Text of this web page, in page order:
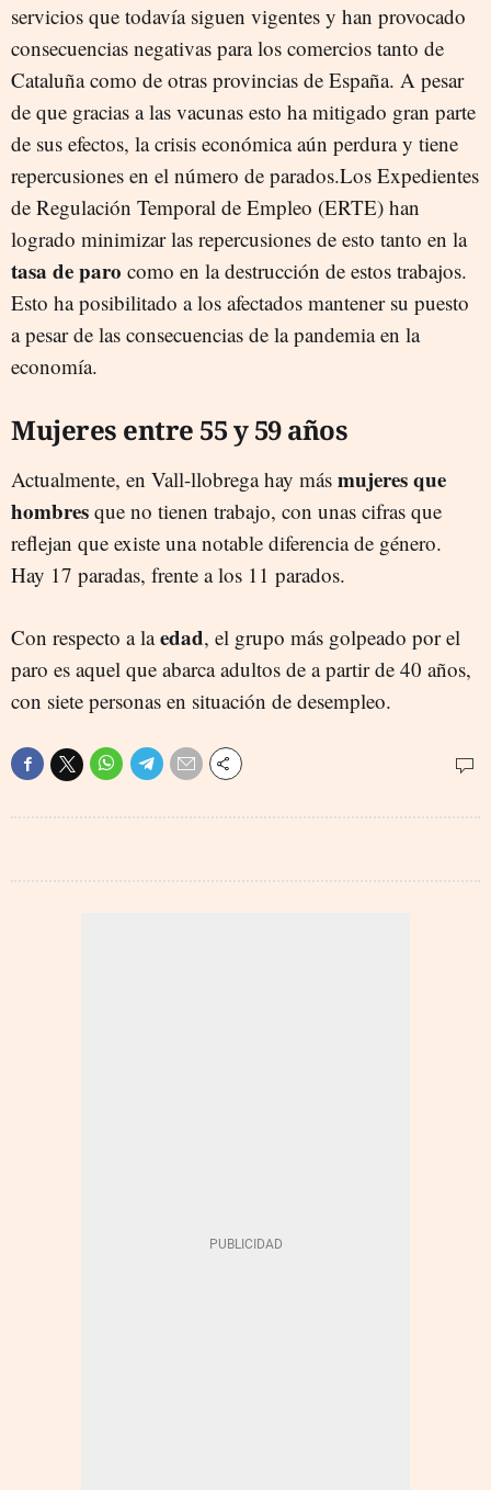
servicios que todavía siguen vigentes y han provocado
consecuencias negativas para los comercios tanto de
Cataluña como de otras provincias de España. A pesar
de que gracias a las vacunas esto ha mitigado gran parte
de sus efectos, la crisis económica aún perdura y tiene
repercusiones en el número de parados.Los Expedientes
de Regulación Temporal de Empleo (ERTE) han
logrado minimizar las repercusiones de esto tanto en la
tasa de paro como en la destrucción de estos trabajos.
Esto ha posibilitado a los afectados mantener su puesto
a pesar de las consecuencias de la pandemia en la
economía.
Mujeres entre 55 y 59 años
Actualmente, en Vall-llobrega hay más mujeres que
hombres que no tienen trabajo, con unas cifras que
reflejan que existe una notable diferencia de género.
Hay 17 paradas, frente a los 11 parados.
Con respecto a laedad, el grupo más golpeado por el
paro es aquel que abarca adultos de a partir de 40 años,
con siete personas en situación de desempleo.